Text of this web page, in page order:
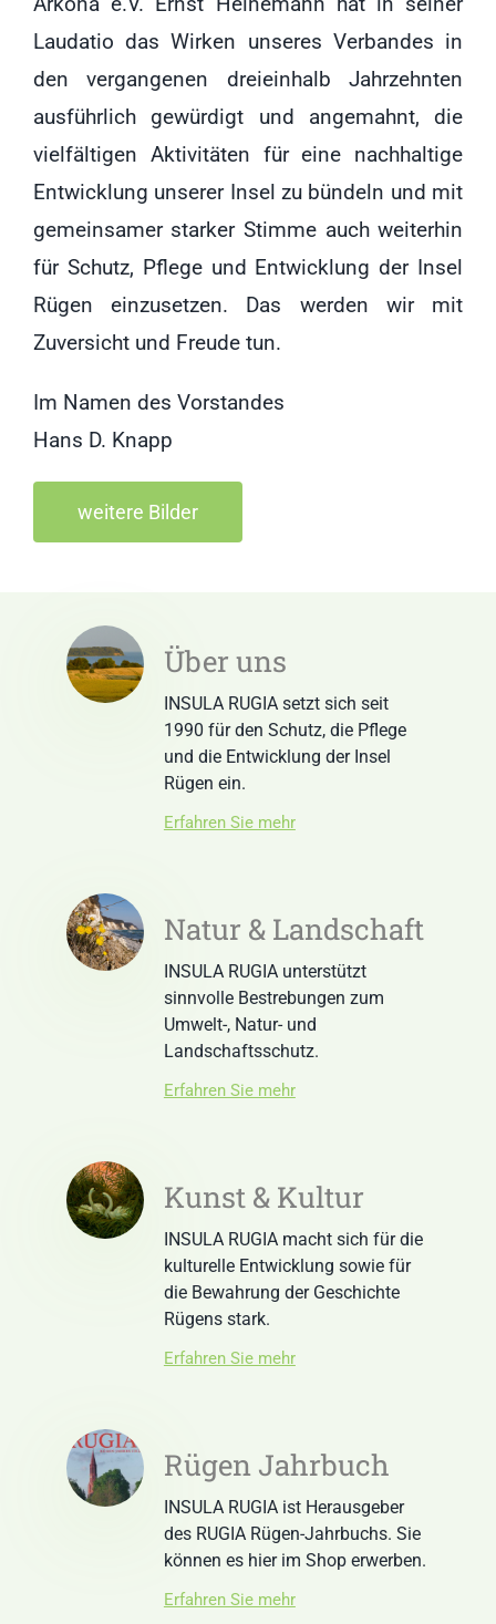
Laudatio das Wirken unseres Verbandes in
den vergangenen dreieinhalb Jahrzehnten
ausführlich gewürdigt und angemahnt, die
vielfältigen Aktivitäten für eine nachhaltige
Entwicklung unserer Insel zu bündeln und mit
gemeinsamer starker Stimme auch weiterhin
für Schutz, Pflege und Entwicklung der Insel
Rügen einzusetzen. Das werden wir mit
Zuversicht und Freude tun.
Im Namen des Vorstandes
Hans D. Knapp
weitere Bilder
Über uns
INSULA RUGIA setzt sich seit
1990 für den Schutz, die Pflege
und die Entwicklung der Insel
Rügen ein.
Erfahren Sie mehr
Natur & Landschaft
INSULA RUGIA unterstützt
sinnvolle Bestrebungen zum
Umwelt-, Natur- und
Landschaftsschutz.
Erfahren Sie mehr
Kunst & Kultur
INSULA RUGIA macht sich für die
kulturelle Entwicklung sowie für
die Bewahrung der Geschichte
Rügens stark.
Erfahren Sie mehr
Rügen Jahrbuch
INSULA RUGIA ist Herausgeber
des RUGIA Rügen-Jahrbuchs. Sie
können es hier im Shop erwerben.
Erfahren Sie mehr